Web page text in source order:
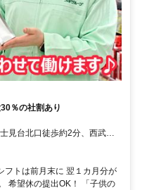
％の社割あり
見台北口徒歩約2分、西武池
西武池袋線/西武有楽町線 練馬
フトは前月末に 翌１カ月分が
希望休の提出OK！ 「子供の